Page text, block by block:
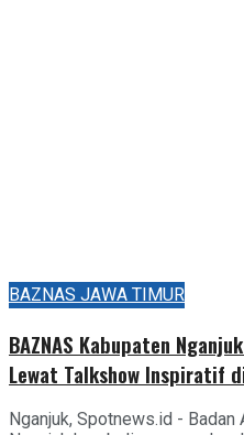
BAZNAS JAWA TIMUR
BAZNAS Kabupaten
Lewat Talkshow Inspiratif
Nganjuk, Spotnews.id -